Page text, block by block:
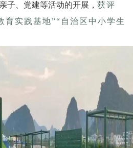
子、党建等活动的开展， 获评
育实践基地”“自治区中小学生